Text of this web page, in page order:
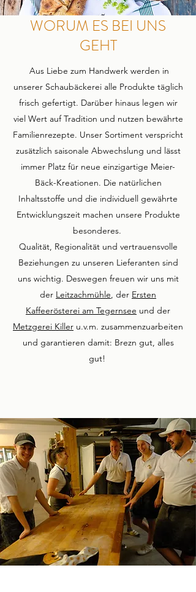
WORUM ES BEI UNS
GEHT
Aus Liebe zum Handwerk werden in
unserer Schaubäckerei alle Produkte täglich
frisch gefertigt. Darüber hinaus legen wir
viel Wert auf Tradition und nutzen bewährte
Familienrezepte. Unser Sortiment verspricht
zusätzlich saisonale Abwechslung und lässt
immer Platz für neue einzigartige Meier-
Bäck-Kreationen. Die natürlichen
Inhaltsstoffe und die individuell gewährte
Entwicklungszeit machen unsere Produkte
besonderes.
Qualität, Regionalität und vertrauensvolle
Beziehungen zu unseren Lieferanten sind
uns wichtig. Deswegen freuen wir uns mit
der Leitzachmühle, der Ersten
Kaffeerösterei am Tegernsee und der
Metzgerei Killer u.v.m. zusammenzuarbeiten
und garantieren damit: Brezn gut, alles
gut!